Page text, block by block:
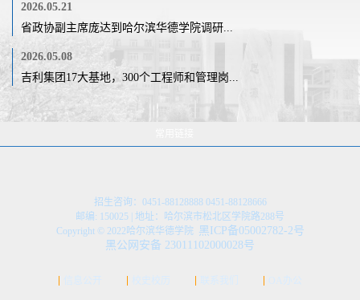
2026.05.21
省政协副主席庞达到哈尔滨华德学院调研...
2026.05.08
吉利集团17大基地，300个工程师和管理岗...
招生咨询：0451-88128888 0451-88128666
邮编: 150025 | 地址：哈尔滨市松北区学院路288号
Copyright © 2022哈尔滨华德学院 黑ICP备05002782-2号
黑公网安备 23011102000028号